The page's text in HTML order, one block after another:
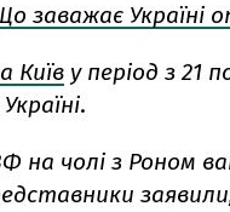
заважає
Київ у період з 21
.
на чолі з Роном